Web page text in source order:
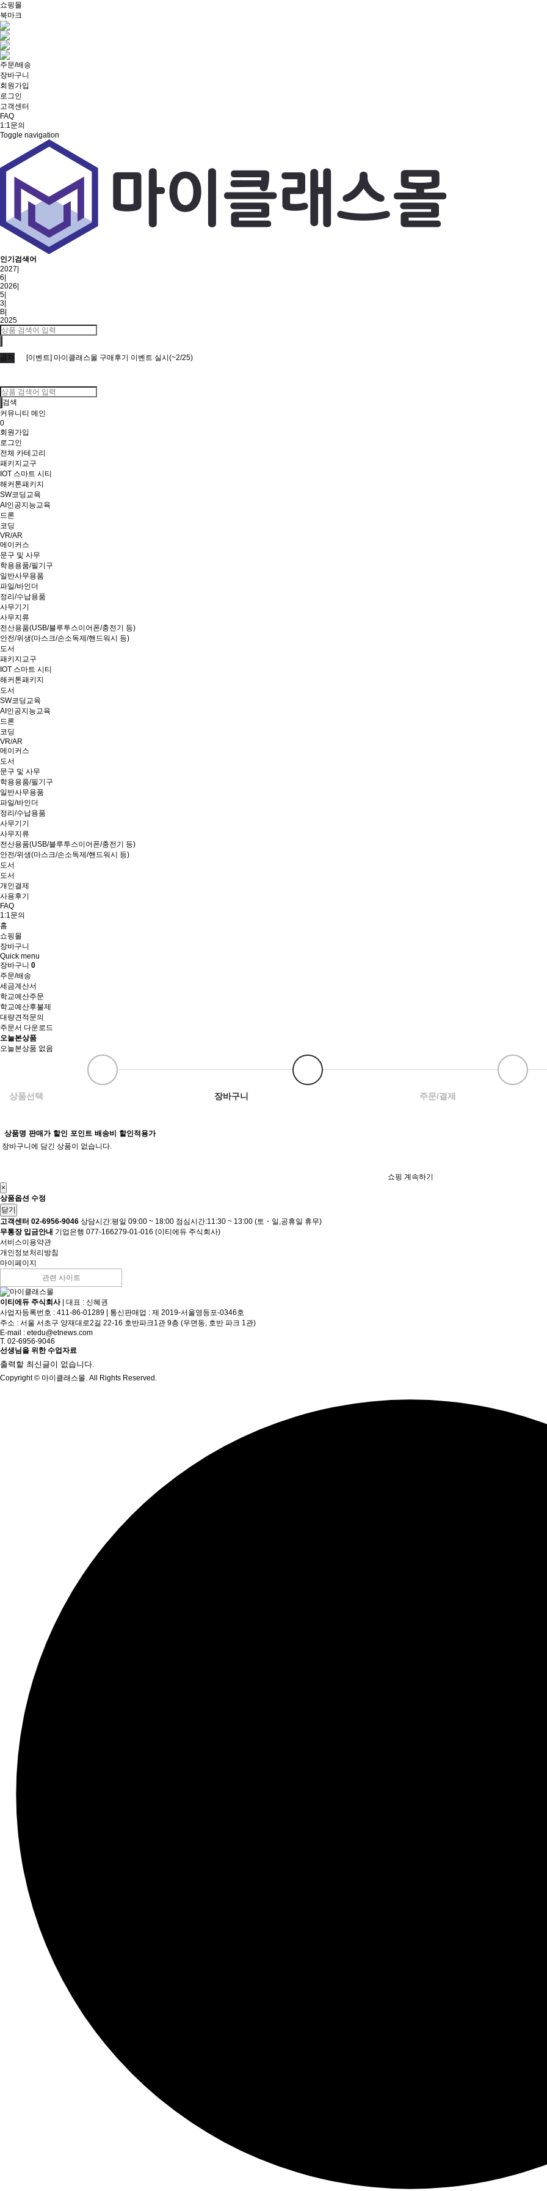
쇼핑몰
북마크
주문/배송
장바구니
회원가입
로그인
고객센터
FAQ
1:1문의
Toggle navigation
인기검색어
2027
6
2026
5
3
B
2025
공지 [이벤트] 마이클래스몰 구매후기 이벤트 실시(~2/25)
검색
커뮤니티 메인
0
회원가입
로그인
전체 카테고리
패키지교구
IOT 스마트 시티
해커톤패키지
SW코딩교육
AI인공지능교육
드론
코딩
VR/AR
메이커스
문구 및 사무
학용용품/필기구
일반사무용품
파일/바인더
정리/수납용품
사무기기
사무지류
전산용품(USB/블루투스이어폰/충전기 등)
안전/위생(마스크/손소독제/핸드워시 등)
도서
패키지교구
IOT 스마트 시티
해커톤패키지
도서
SW코딩교육
AI인공지능교육
드론
코딩
VR/AR
메이커스
도서
문구 및 사무
학용용품/필기구
일반사무용품
파일/바인더
정리/수납용품
사무기기
사무지류
전산용품(USB/블루투스이어폰/충전기 등)
안전/위생(마스크/손소독제/핸드워시 등)
도서
도서
개인결제
사용후기
FAQ
1:1문의
홈
쇼핑몰
장바구니
Quick menu
장바구니 0
주문/배송
세금계산서
학교예산주문
학교예산후불제
대량견적문의
주문서 다운로드
오늘본상품
오늘본상품 없음
상품선택 장바구니 주문/결제
상품명 판매가 할인 포인트 배송비
할인적용가
장바구니에 담긴 상품이 없습니다.
쇼핑 계속하기
×
상품옵션 수정
닫기
고객센터 02-6956-9046 상담시간:평일 09:00 ~ 18:00 점심시간:11:30 ~ 13:00 (토・일,공휴일 휴무)
무통장 입금안내 기업은행 077-166279-01-016 (이티에듀 주식회사)
서비스이용약관
개인정보처리방침
마이페이지
관련 사이트
이티에듀 주식회사
대표 : 신혜권
사업자등록번호 : 411-86-01289
통신판매업 : 제 2019-서울영등포-0346호
주소 : 서울 서초구 양재대로2길 22-16 호반파크1관 9층 (우면동, 호반 파크 1관)
E-mail : etedu@etnews.com
T. 02-6956-9046
선생님을 위한 수업자료
출력할 최신글이 없습니다.
Copyright© 마이클래스몰. All Rights Reserved.